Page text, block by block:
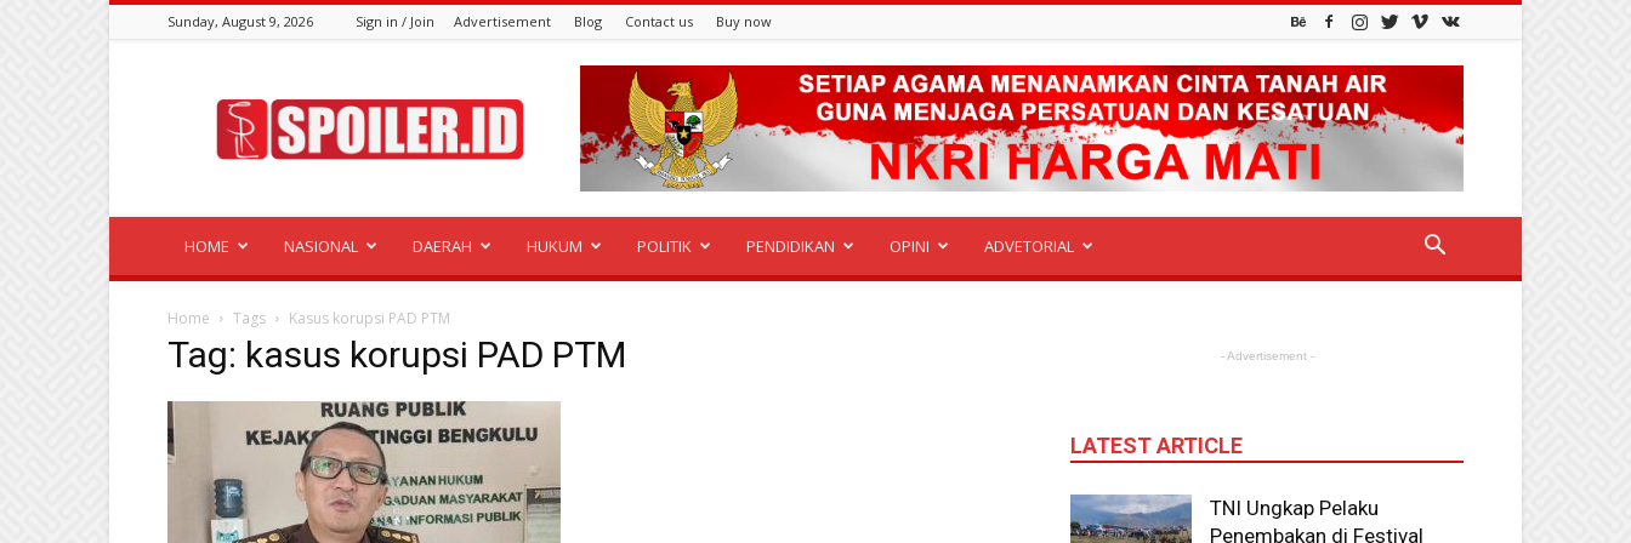
Sunday, August 9, 2026 Sign in / Join Advertisement Blog Contact us Buy now
HOME NASIONAL DAERAH HUKUM POLITIK PENDIDIKAN OPINI ADVETORIAL
Home Tags Kasus korupsi PAD PTM
Tag: kasus korupsi PAD PTM - Advertisement -
LATEST ARTICLE
TNI Ungkap Pelaku
Penembakan di Festival